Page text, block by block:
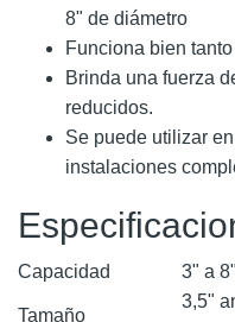
8" de diámetro
Funciona bien
Brinda una fuerza
reducidos.
Se puede utilizar
instalaciones
Capacidad 3" a
Tamaño
3,5"